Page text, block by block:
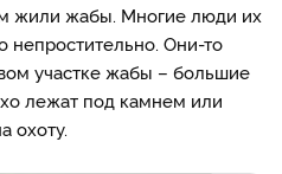
жили жабы. Многие люди их
непростительно. Они-то
участке жабы – большие
лежат под камнем или
охоту.